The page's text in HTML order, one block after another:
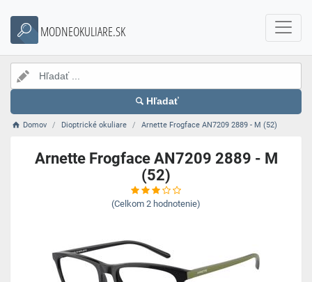
MODNEOKULIARE.SK
Hľadať
Domov Dioptrické okuliare Arnette Frogface AN7209 2889 - M (52)
Arnette Frogface AN7209 2889 - M
(52)
(Celkom 2 hodnotenie)